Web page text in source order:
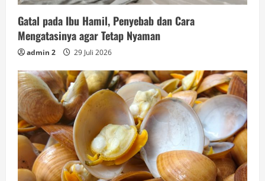
Gatal pada Ibu Hamil, Penyebab dan Cara
Mengatasinya agar Tetap Nyaman
admin 2 29 Juli 2026